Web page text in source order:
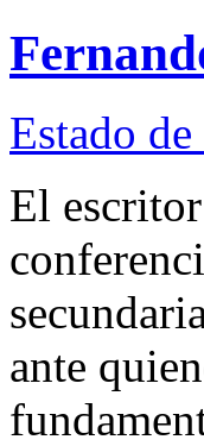
Estado
El
ante